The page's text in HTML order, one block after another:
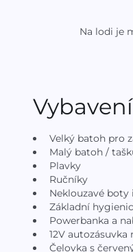
Na lodi je
Velký batoh pro
Malý batoh /
Plavky
Ručníky
Neklouzavé boty
Základní
Powerbanka a
12V
Čelovka s